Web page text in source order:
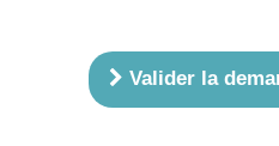
Valider la